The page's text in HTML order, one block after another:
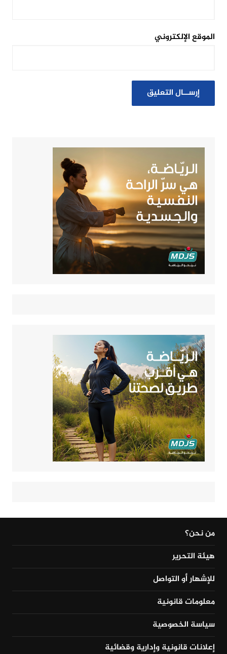
الموقع الإلكتروني
من نحن؟
هيئة التحرير
للإشهار أو التواصل
معلومات قانونية
سياسة الخصوصية
إعلانات قانونية وإدارية وقضائية